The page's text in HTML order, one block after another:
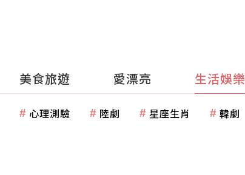
美食旅遊 愛漂亮 生活娛樂
心理測驗 陸劇 星座生肖 韓劇